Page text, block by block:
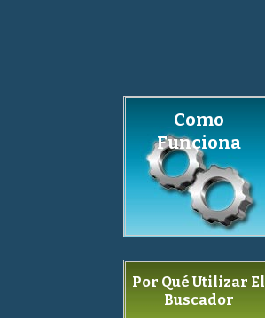
Como
Funciona
Por Qué Utilizar El
Buscador